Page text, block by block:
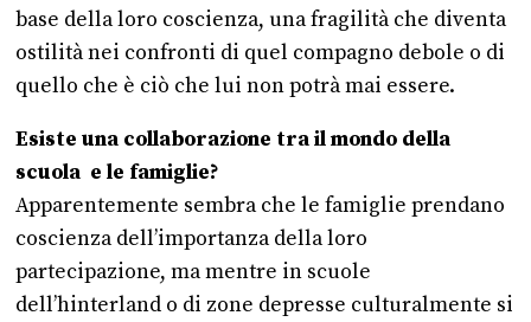
base della loro coscienza, una fragilità che diventa
ostilità nei confronti di quel compagno debole o di
quello che è ciò che lui non potrà mai essere.
Esiste una collaborazione tra il mondo della
scuola e le famiglie?
Apparentemente sembra che le famiglie prendano
coscienza dell’importanza della loro
partecipazione, ma mentre in scuole
dell’hinterland o di zone depresse culturalmente si